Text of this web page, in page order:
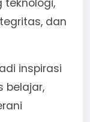
dan
inspirasi
belajar,